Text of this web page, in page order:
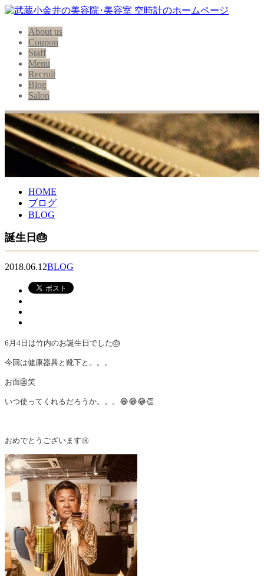
About us
Coupon
Staff
Menu
Recruit
Blog
Salon
HOME
ブログ
BLOG
誕生日🎂
2018.06.12BLOG
6月4日は竹内のお誕生日でした🎂
今回は健康器具と靴下と。。。
お面👺笑
いつ使ってくれるだろうか。。。😂😂😂👏
おめでとうございます㊗